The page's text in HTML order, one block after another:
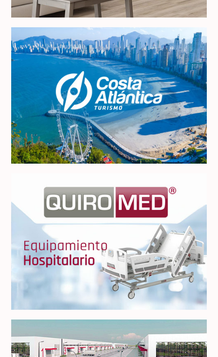
Costa Atlántica Turismo
Quiromed